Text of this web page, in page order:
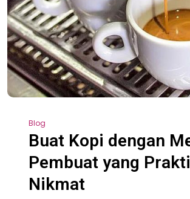
Blog
Buat Kopi dengan
Pembuat yang
Nikmat